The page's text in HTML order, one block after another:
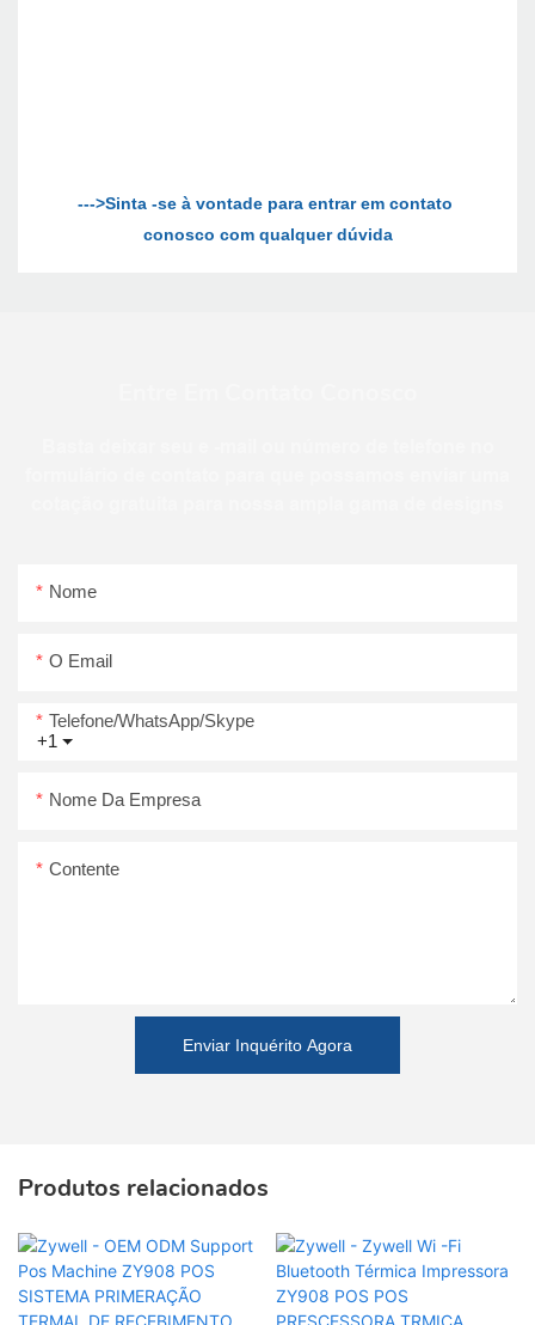
--->Sinta -se à vontade para entrar em contato
conosco com qualquer dúvida
Nome
O Email
+1
Telefone/WhatsApp/Skype
Nome Da Empresa
Contente
Enviar Inquérito Agora
Produtos relacionados